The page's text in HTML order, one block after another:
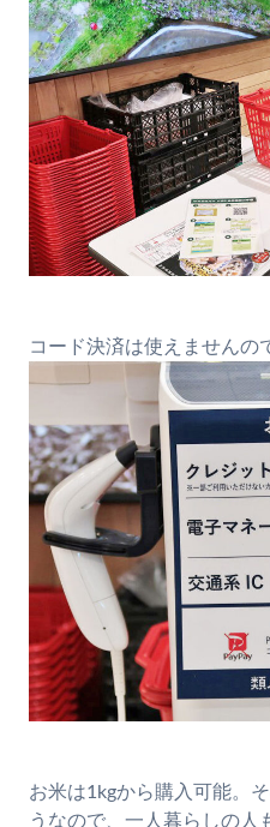
コード決済は使えませんの
お米は1kgから購入可能。
うなので、一人暮らしの人